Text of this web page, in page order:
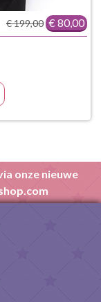
€ 199,00 € 80,00
onze nieuwe